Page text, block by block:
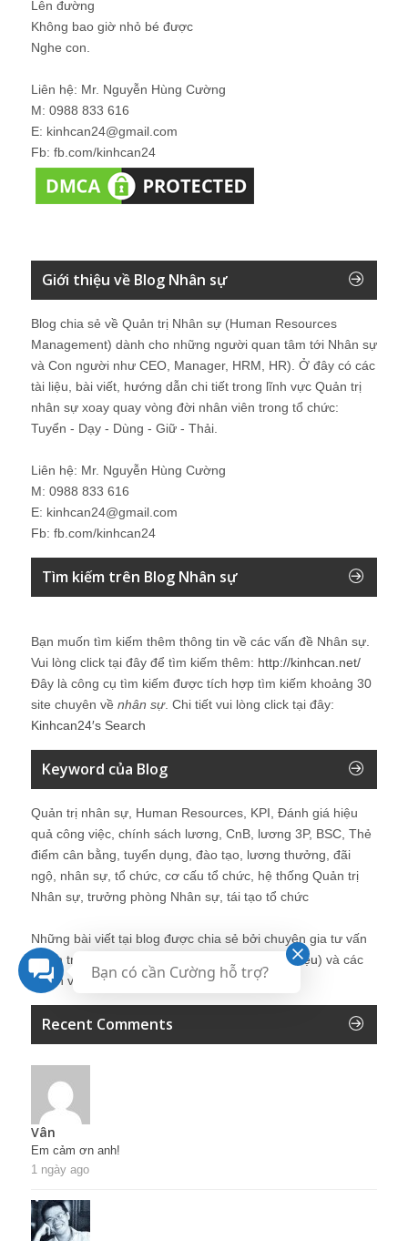
Lên đường
Không bao giờ nhỏ bé được
Nghe con.
Liên hệ: Mr. Nguyễn Hùng Cường
M: 0988 833 616
E: kinhcan24@gmail.com
Fb: fb.com/kinhcan24
Giới thiệu về Blog Nhân sự
Blog chia sẻ về Quản trị Nhân sự (Human Resources
Management) dành cho những người quan tâm tới Nhân sự
và Con người như CEO, Manager, HRM, HR). Ở đây có các
tài liệu, bài viết, hướng dẫn chi tiết trong lĩnh vực Quản trị
nhân sự xoay quay vòng đời nhân viên trong tổ chức:
Tuyển - Dạy - Dùng - Giữ - Thải.
Liên hệ: Mr. Nguyễn Hùng Cường
M: 0988 833 616
E: kinhcan24@gmail.com
Fb: fb.com/kinhcan24
Tìm kiếm trên Blog Nhân sự
Bạn muốn tìm kiếm thêm thông tin về các vấn đề Nhân sự
Vui lòng click tại đây để tìm kiếm thêm: http://kinhcan.net/
Đây là công cụ tìm kiếm được tích hợp tìm kiếm khoảng 30
site chuyên về nhân sự. Chi tiết vui lòng click tại đây:
Kinhcan24′s Search
Keyword của Blog
Quản trị nhân sự, Human Resources, KPI, Đánh giá hiệu
quả công việc, chính sách lương, CnB, lương 3P, BSC, Thẻ
điểm cân bằng, tuyển dụng, đào tạo, lương thưởng, đãi
ngộ, nhân sự, tổ chức, cơ cấu tổ chức, hệ thống Quản trị
Nhân sự, trưởng phòng Nhân sự, tái tạo tổ chức
Những bài viết tại blog được chia sẻ bởi chuyên gia tư vấn
Quản trị Nhân sự Nguyễn Hùng Cường (
giới thiệu) và các
thành viên khác trong cộng đồng Nhân sự.
Recent Comments
Vân
Em cảm ơn anh!
1 ngày ago
Bạn có cần Cường hỗ trợ?